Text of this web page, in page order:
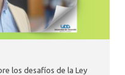
los desafíos de la Ley